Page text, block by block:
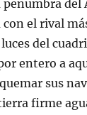
penumbra del
el rival
del
entero a
sus
firme